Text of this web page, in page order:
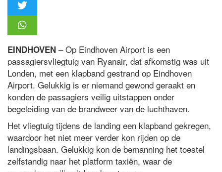
EINDHOVEN – Op Eindhoven Airport is een
passagiersvliegtuig van Ryanair, dat afkomstig was uit
Londen, met een klapband gestrand op Eindhoven
Airport. Gelukkig is er niemand gewond geraakt en
konden de passagiers veilig uitstappen onder
begeleiding van de brandweer van de luchthaven.
Het vliegtuig tijdens de landing een klapband gekregen,
waardoor het niet meer verder kon rijden op de
landingsbaan. Gelukkig kon de bemanning het toestel
zelfstandig naar het platform taxiën, waar de